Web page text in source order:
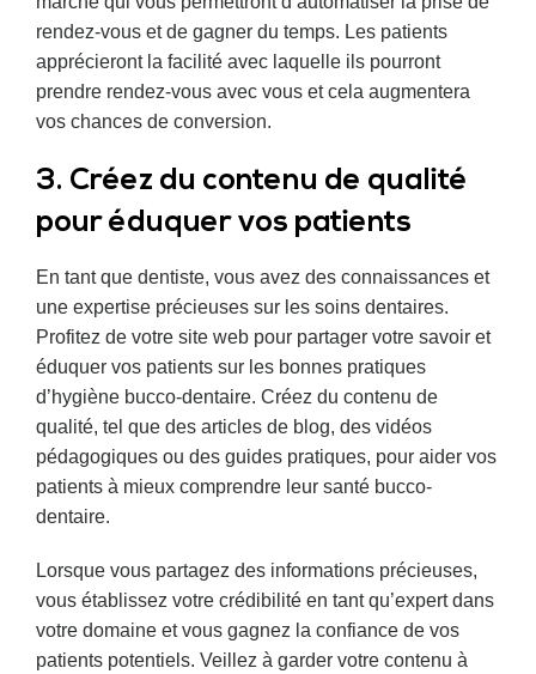
rendez-vous et de gagner du temps. Les patients
apprécieront la facilité avec laquelle ils pourront
prendre rendez-vous avec vous et cela augmentera
vos chances de conversion.
3. Créez du contenu de qualité
pour éduquer vos patients
En tant que dentiste, vous avez des connaissances et
une expertise précieuses sur les soins dentaires.
Profitez de votre site web pour partager votre savoir et
éduquer vos patients sur les bonnes pratiques
d’hygiène bucco-dentaire. Créez du contenu de
qualité, tel que des articles de blog, des vidéos
pédagogiques ou des guides pratiques, pour aider vos
patients à mieux comprendre leur santé bucco-
dentaire.
Lorsque vous partagez des informations précieuses,
vous établissez votre crédibilité en tant qu’expert dans
votre domaine et vous gagnez la confiance de vos
patients potentiels. Veillez à garder votre contenu à